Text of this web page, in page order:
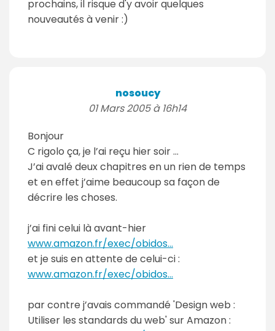
prochains, il risque d'y avoir quelques
nouveautés à venir :)
nosoucy
01 Mars 2005 à 16h14
Bonjour
C rigolo ça, je l’ai reçu hier soir …
J’ai avalé deux chapitres en un rien de temps
et en effet j’aime beaucoup sa façon de
décrire les choses.
j’ai fini celui là avant-hier
www.amazon.fr/exec/obidos...
et je suis en attente de celui-ci :
www.amazon.fr/exec/obidos...
par contre j’avais commandé 'Design web :
Utiliser les standards du web' sur Amazon :